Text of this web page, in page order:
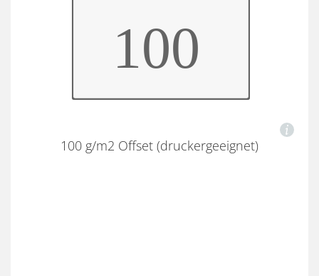
100 g/m2 Offset (druckergeeignet)